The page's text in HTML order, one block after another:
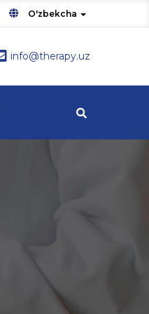
O'zbekcha
info@therapy.uz